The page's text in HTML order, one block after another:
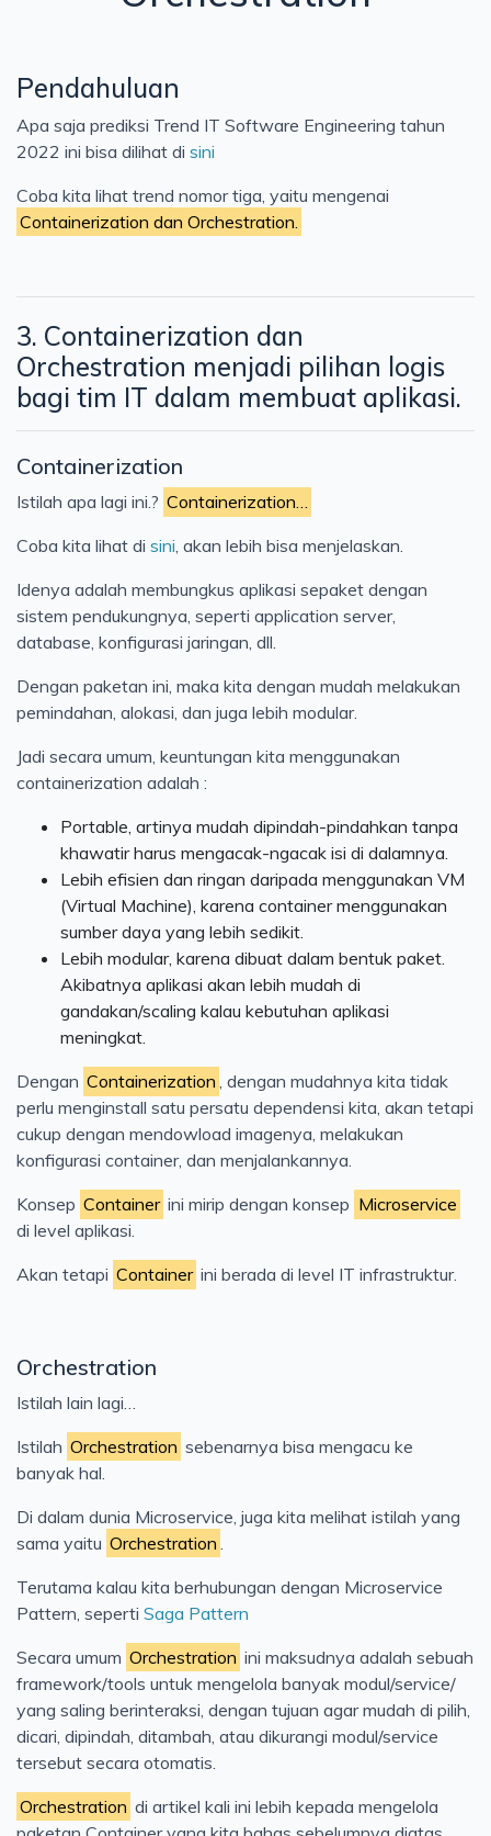
Jaringan
Testing
Artificial Intelligence
Pendahuluan
Apa saja prediksi Trend IT Software Engineering tahun
2022 ini bisa dilihat di sini
Coba kita lihat trend nomor tiga, yaitu mengenai
Containerization dan Orchestration.
3. Containerization dan
Orchestration menjadi pilihan logis
bagi tim IT dalam membuat aplikasi.
Containerization
Istilah apa lagi ini.? Containerization…
Coba kita lihat di sini, akan lebih bisa menjelaskan.
Idenya adalah membungkus aplikasi sepaket dengan
sistem pendukungnya, seperti application server,
database, konfigurasi jaringan, dll.
Dengan paketan ini, maka kita dengan mudah melakukan
pemindahan, alokasi, dan juga lebih modular.
Jadi secara umum, keuntungan kita menggunakan
containerization adalah :
Portable, artinya mudah dipindah-pindahkan tanpa
khawatir harus mengacak-ngacak isi di dalamnya.
Lebih efisien dan ringan daripada menggunakan VM
(Virtual Machine), karena container menggunakan
sumber daya yang lebih sedikit.
Lebih modular, karena dibuat dalam bentuk paket.
Akibatnya aplikasi akan lebih mudah di
gandakan/scaling kalau kebutuhan aplikasi
meningkat.
Dengan Containerization , dengan mudahnya kita tidak
perlu menginstall satu persatu dependensi kita, akan tetapi
cukup dengan mendowload imagenya, melakukan
konfigurasi container, dan menjalankannya.
Konsep Container ini mirip dengan konsep Microservice
di level aplikasi.
Akan tetapi Container ini berada di level IT infrastruktur.
Orchestration
Istilah lain lagi…
Istilah Orchestration sebenarnya bisa mengacu ke
banyak hal.
Di dalam dunia Microservice, juga kita melihat istilah yang
sama yaitu Orchestration .
Terutama kalau kita berhubungan dengan Microservice
Pattern, seperti Saga Pattern
Secara umum Orchestration ini maksudnya adalah sebuah
framework/tools untuk mengelola banyak modul/service/
yang saling berinteraksi, dengan tujuan agar mudah di pilih,
dicari, dipindah, ditambah, atau dikurangi modul/service
tersebut secara otomatis.
Orchestration di artikel kali ini lebih kepada mengelola